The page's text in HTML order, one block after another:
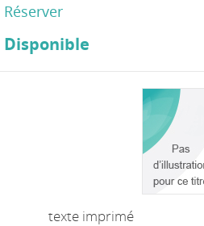
Réserver
Disponible
texte imprimé